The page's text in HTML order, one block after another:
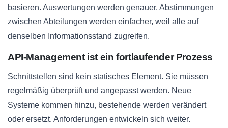
basieren. Auswertungen werden genauer. Abstimmungen
zwischen Abteilungen werden einfacher, weil alle auf
denselben Informationsstand zugreifen.
API-Management ist ein fortlaufender Prozess
Schnittstellen sind kein statisches Element. Sie müssen
regelmäßig überprüft und angepasst werden. Neue
Systeme kommen hinzu, bestehende werden verändert
oder ersetzt. Anforderungen entwickeln sich weiter.